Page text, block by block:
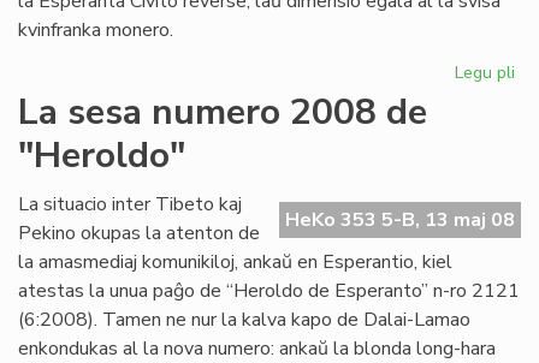
kvinfranka monero.
Legu pli
La sesa numero 2008 de
"Heroldo"
HeKo 353 5-B, 13 maj 08
La situacio inter Tibeto kaj
Pekino okupas la atenton de
la amasmediaj komunikiloj, ankaŭ en Esperantio, kiel
atestas la unua paĝo de “Heroldo de Esperanto” n-ro 2121
(6:2008). Tamen ne nur la kalva kapo de Dalai-Lamao
enkondukas al la nova numero: ankaŭ la blonda long-hara